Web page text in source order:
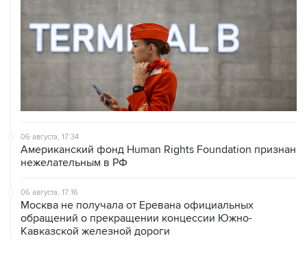
06 августа, 17:34
Американский фонд Human Rights Foundation признан
нежелательным в РФ
06 августа, 17:16
Москва не получала от Еревана официальных
обращений о прекращении концессии Южно-
Кавказской железной дороги